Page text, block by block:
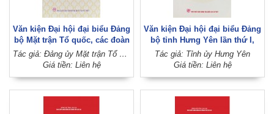
Văn kiện Đại hội đại biểu Đảng
bộ Mặt trận Tổ quốc, các đoàn
thể Trung ương lần thứ I,
nhiệm kỳ 2025 - 2030
Tác giả: Đảng ủy Mặt trận Tổ quốc, các đoàn thể Trung ương
Giá tiền: Liên hệ
Văn kiện Đại hội đại biểu Đảng
bộ tỉnh Hưng Yên lần thứ I,
nhiệm kỳ 2025 - 2030
Tác giả: Tỉnh ủy Hưng Yên
Giá tiền: Liên hệ